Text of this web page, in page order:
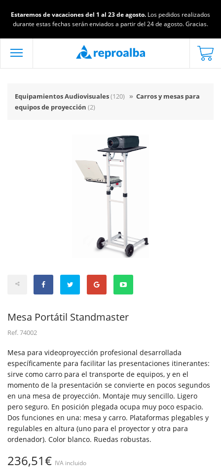
Estaremos de vacaciones del 1 al 23 de agosto. Los pedidos realizados
durante estas fechas serán enviados a partir del 24 de agosto. Gracias.
Equipamientos Audiovisuales(120) » Carros y mesas para
equipos de proyección (2)
Mesa Portátil Standmaster
Ref.74002
Mesa para videoproyección profesional desarrollada
específicamente para facilitar las presentaciones itinerantes:
sirve como carro para el transporte de equipos, y en el
momento de la presentación se convierte en pocos segundos
en una mesa de proyección. Montaje muy sencillo. Ligero
pero seguro. En posición plegada ocupa muy poco espacio.
Dos funciones en una: mesa y carro. Plataformas plegables y
regulables en altura (uno para el proyector y otra para
ordenador). Color blanco. Ruedas robustas.
236,51€ IVA incluido